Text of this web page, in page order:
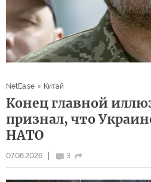
07.08.2026 3
NetEase Китай
Конец главной
признал, что
НАТО